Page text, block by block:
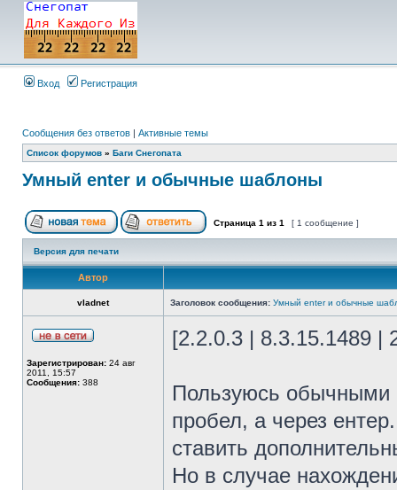
Вход Регистрация
Сообщения без ответов | Активные темы
Список форумов » Баги Снегопата
Умный enter и обычные шаблоны
Страница 1 из 1 [ 1 сообщение ]
Версия для печати
Автор
vladnet Заголовок сообщения: Умный enter и обычные
Зарегистрирован: 24 авг
2011, 15:57
Сообщения: 388
[2.2.0.3 | 8.3.15.1489 |
Пользуюсь обычными
пробел, а через
ставить
Но в случае